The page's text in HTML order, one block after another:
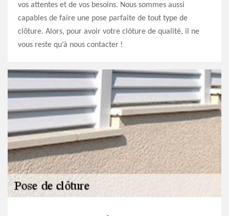
vos attentes et de vos besoins. Nous sommes aussi
capables de faire une pose parfaite de tout type de
clôture. Alors, pour avoir votre clôture de qualité, il ne
vous reste qu’à nous contacter !